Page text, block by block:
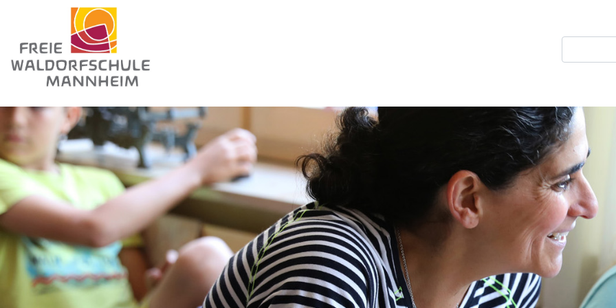
Suche